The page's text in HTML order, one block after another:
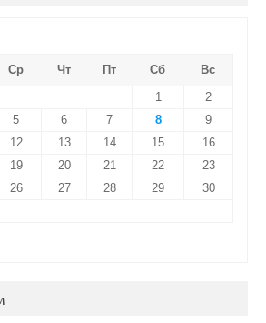
Ср Чт Пт Сб
Вс
1
2
5 6 7 8
9
12 13 14 15
16
19 20 21 22
23
26 27 28 29
30